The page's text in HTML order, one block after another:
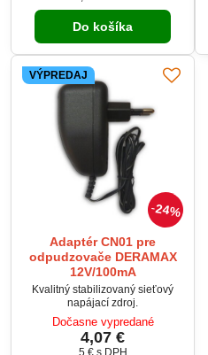
Do košíka
24%
VÝPREDAJ
Adaptér CN01 pre
odpudzovače DERAMAX
12V/100mA
Kvalitný stabilizovaný sieťový
napájací zdroj.
Dočasne vypredané
4,07 €
5 € s DPH